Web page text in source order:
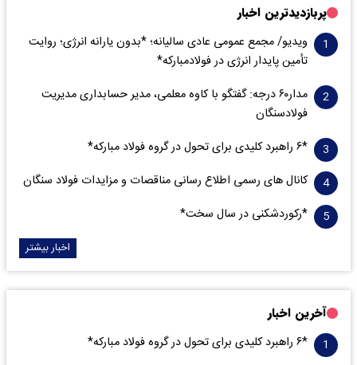
پربازدیدترین اخبار
ویدیو/ مجمع عمومی عادی سالیانه؛ *بدون یارانه انرژی؛ روایت
تأمین پایدار انرژی در فولادمبارکه*
مدار‌۶٠ درجه: گفتگو با کاوه معلمی، مدیر حسابداری مدیریت
فولادسنگان
*۶ راهبرد کلیدی برای تحول در گروه فولاد مبارکه*
کانال های رسمی اطلاع رسانی مناقصات و مزایدات فولاد سنگان
*رکوردشکنی در سال سخت*
اخبار بیشتر
آخرین اخبار
*۶ راهبرد کلیدی برای تحول در گروه فولاد مبارکه*